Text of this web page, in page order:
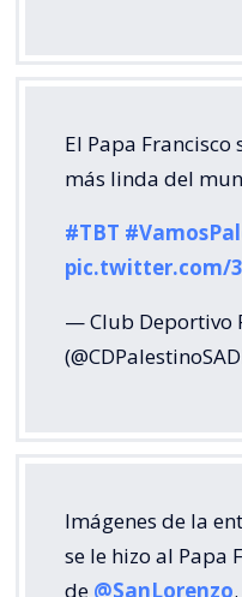
El Papa
más linda del
#TBT
pic.twitter.com/
— Club Deportivo
Imágenes de la
se le hizo al Papa
de @SanLorenzo.